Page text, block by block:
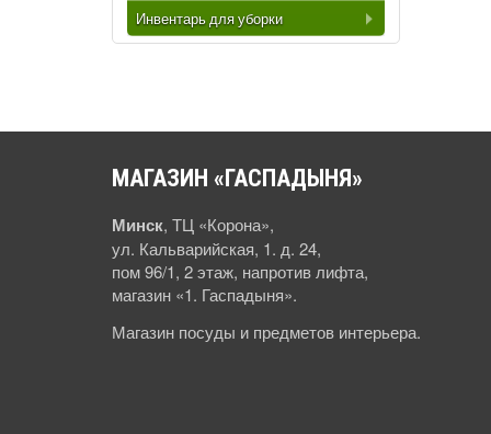
Инвентарь для уборки
МАГАЗИН «ГАСПАДЫНЯ»
Минск, ТЦ «Корона»,
ул. Кальварийская, 1. д. 24,
пом 96/1, 2 этаж, напротив лифта,
магазин «1. Гаспадыня».
Магазин посуды и предметов интерьера.